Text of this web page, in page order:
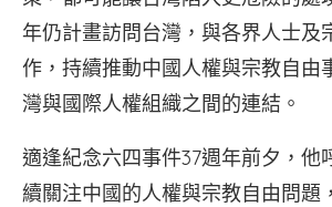
年仍計畫訪問台灣，與各界人士及
作，持續推動中國人權與宗教自由
灣與國際人權組織之間的連結。
適逢紀念六四事件37週年前夕，他
續關注中國的人權與宗教自由問題